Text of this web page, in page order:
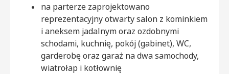
na parterze zaprojektowano
reprezentacyjny otwarty salon z kominkiem
i aneksem jadalnym oraz ozdobnymi
schodami, kuchnię, pokój (gabinet), WC,
garderobę oraz garaż na dwa samochody,
wiatrołap i kotłownię